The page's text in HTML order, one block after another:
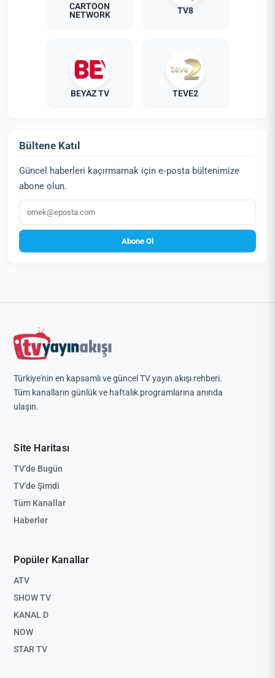
CARTOON
NETWORK
TV8
BEYAZ TV TEVE2
Bültene Katıl
Güncel haberleri kaçırmamak için e‑posta bültenimize
abone olun.
E‑posta
Abone Ol
Türkiye'nin en kapsamlı ve güncel TV yayın akışı rehberi.
Tüm kanalların günlük ve haftalık programlarına anında
ulaşın.
Site Haritası
TV'de Bugün
TV'de Şimdi
Tüm Kanallar
Haberler
Popüler Kanallar
ATV
SHOW TV
KANAL D
NOW
STAR TV